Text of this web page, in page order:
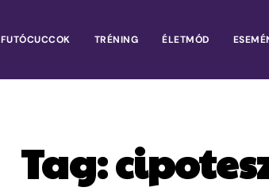
FUTÓCUCCOK TRÉNING ÉLETMÓD
Tag: